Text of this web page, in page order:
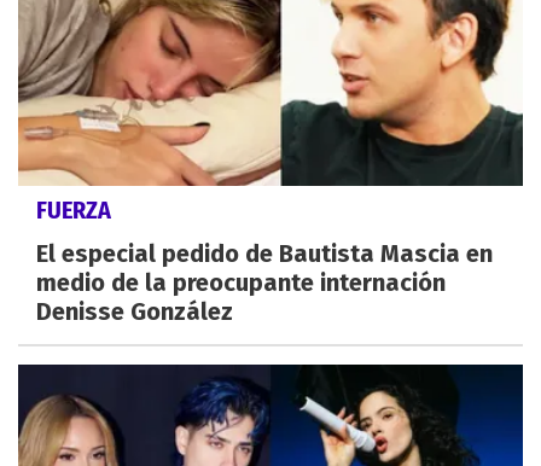
FUERZA
El especial pedido de Bautista Mascia en
medio de la preocupante internación
Denisse González